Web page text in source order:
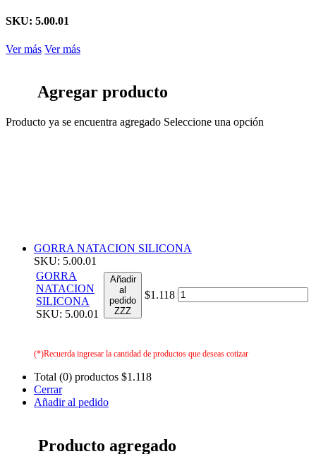
SKU: 5.00.01
Ver más Ver más
Agregar producto
Producto ya se encuentra agregado Seleccione una opción
GORRA NATACION SILICONA
SKU: 5.00.01
GORRA
NATACION
SILICONA
SKU: 5.00.01
Añadir
al
pedido
ZZZ
$1.118
(*)Recuerda ingresar la cantidad de productos que deseas cotizar
Total (0) productos $1.118
Cerrar
Añadir al pedido
Producto agregado